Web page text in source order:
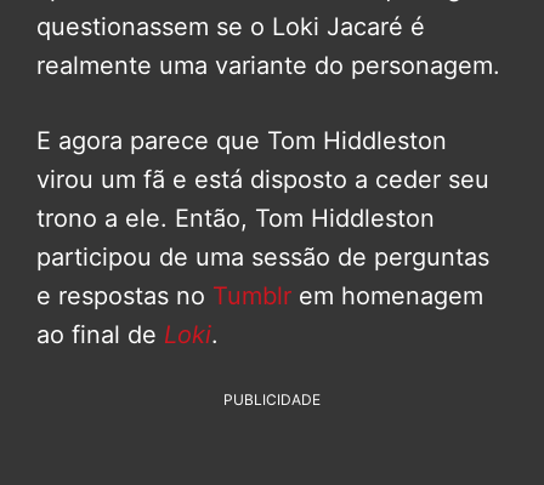
questionassem se o Loki Jacaré é
realmente uma variante do personagem.
E agora parece que Tom Hiddleston
virou um fã e está disposto a ceder seu
trono a ele. Então, Tom Hiddleston
participou de uma sessão de perguntas
e respostas no Tumblr em homenagem
ao final de Loki.
PUBLICIDADE